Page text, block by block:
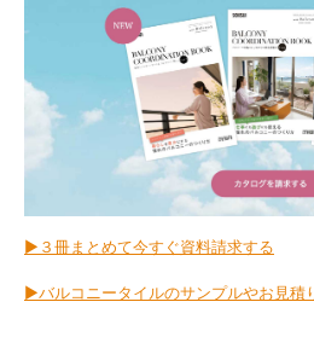
▶３冊まとめて今すぐ資料請求する
▶バルコニータイルのサンプルやお見積